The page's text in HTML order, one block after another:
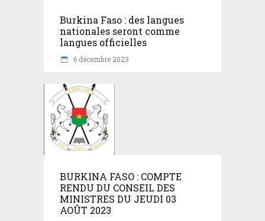
Burkina Faso : des langues
nationales seront comme
langues officielles
6 décembre 2023
BURKINA FASO : COMPTE
RENDU DU CONSEIL DES
MINISTRES DU JEUDI 03
AOÛT 2023